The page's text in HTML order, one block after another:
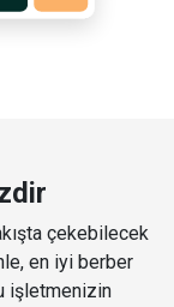
çekebilecek
en iyi berber
işletmenizin